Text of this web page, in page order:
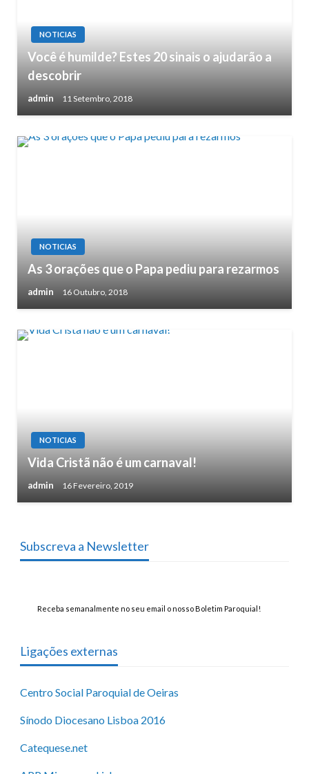
NOTICIAS
Você é humilde? Estes 20 sinais o ajudarão a
descobrir
admin 11 Setembro, 2018
NOTICIAS
As 3 orações que o Papa pediu para rezarmos
admin 16 Outubro, 2018
NOTICIAS
Vida Cristã não é um carnaval!
admin 16 Fevereiro, 2019
Subscreva a Newsletter
Receba semanalmente no seu email o nosso Boletim Paroquial!
Ligações externas
Centro Social Paroquial de Oeiras
Sínodo Diocesano Lisboa 2016
Catequese.net